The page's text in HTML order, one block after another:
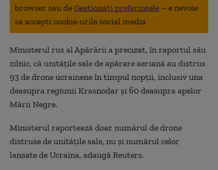
browser sau deGestionați preferințele – e nevoie
sa accepti cookie-urile social media
Ministerul rus al Apărării a precizat, în raportul său
zilnic, că unităţile sale de apărare aeriană au distrus
93 de drone ucrainene în timpul nopţii, inclusiv una
deasupra regiunii Krasnodar şi 60 deasupra apelor
Mării Negre.
Ministerul raportează doar numărul de drone
distruse de unităţile sale, nu şi numărul celor
lansate de Ucraina, adaugă Reuters.